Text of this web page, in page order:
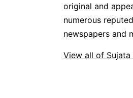
original and
numerous
newspapers and
View all of